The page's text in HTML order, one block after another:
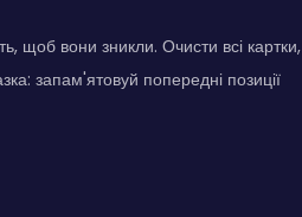
щоб вони зникли. Очисти всі картки,
запам'ятовуй попередні позиції